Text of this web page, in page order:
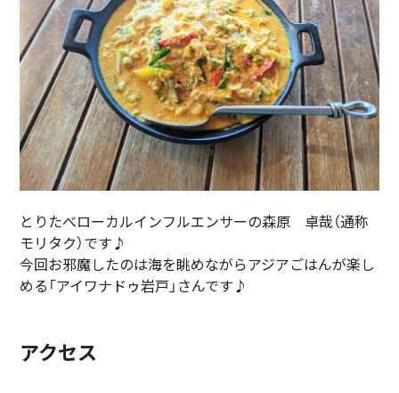
とりたべローカルインフルエンサーの森原 卓哉（通称
モリタク）です♪
今回お邪魔したのは海を眺めながらアジアごはんが楽し
める「アイワナドゥ岩戸」さんです♪
アクセス